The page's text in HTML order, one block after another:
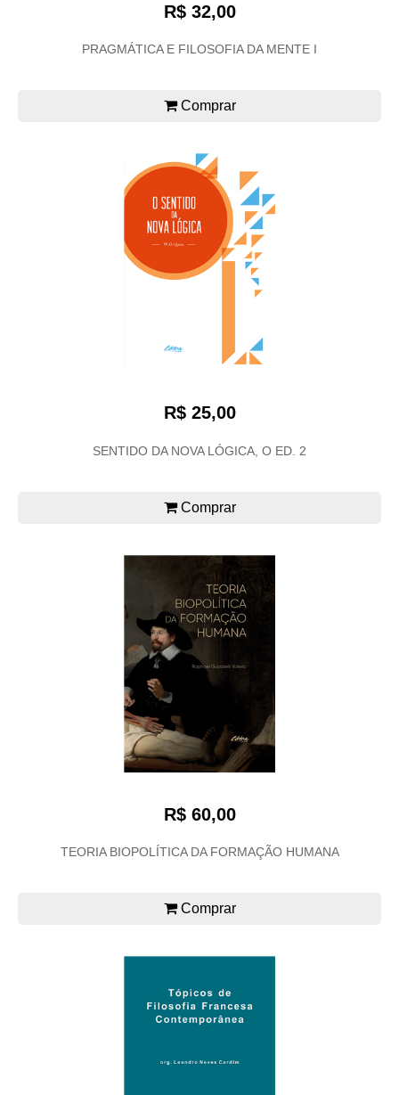
R$ 32,00
PRAGMÁTICA E FILOSOFIA DA MENTE I
Comprar
R$ 25,00
SENTIDO DA NOVA LÓGICA, O ED. 2
Comprar
R$ 60,00
TEORIA BIOPOLÍTICA DA FORMAÇÃO HUMANA
Comprar